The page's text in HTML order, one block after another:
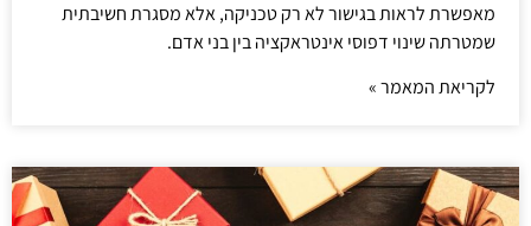
מאפשרת לראות בגישור לא רק טכניקה, אלא מסגרת חשיבתית
שמטרתה שינוי דפוסי אינטראקציה בין בני אדם.
לקריאת המאמר »